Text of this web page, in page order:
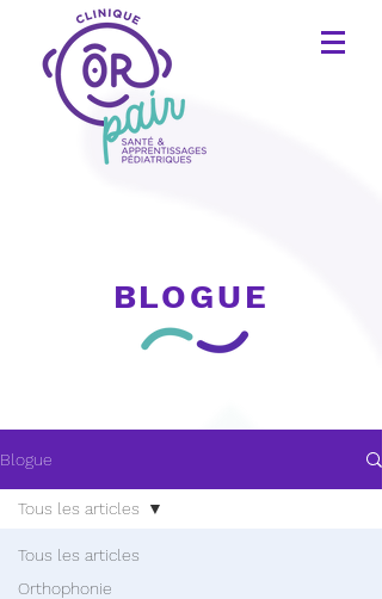
BLOGUE
Blogue
Tous les articles
Orthophonie
Tous les articles